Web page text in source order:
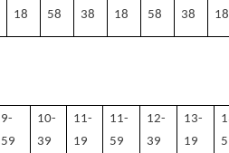
18
58
38
18
58
38
18
9-
59
10-
39
11-
19
11-
59
12-
39
13-
19